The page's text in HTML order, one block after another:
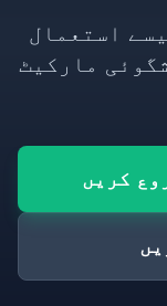
استعمال
مارکیٹ
کریں